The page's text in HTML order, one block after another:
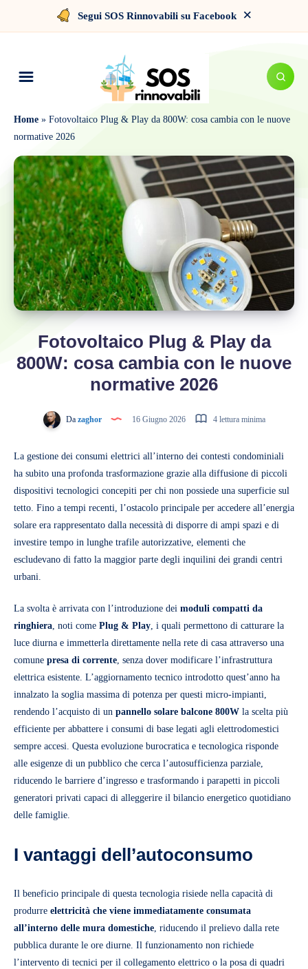
Segui SOS Rinnovabili su Facebook ×
Home » Fotovoltaico Plug & Play da 800W: cosa cambia con le nuove
normative 2026
Fotovoltaico Plug & Play da
800W: cosa cambia con le nuove
normative 2026
Dazaghor 16 Giugno 2026 4 lettura minima
La gestione dei consumi elettrici all’interno dei contesti condominiali
ha subito una profonda trasformazione grazie alla diffusione di piccoli
dispositivi tecnologici concepiti per chi non possiede una superficie sul
tetto. Fino a tempi recenti, l’ostacolo principale per accedere all’energia
solare era rappresentato dalla necessità di disporre di ampi spazi e di
investire tempo in lunghe trafile autorizzative, elementi che
escludevano di fatto la maggior parte degli inquilini dei grandi centri
urbani.
La svolta è arrivata con l’introduzione dei moduli compatti da
ringhiera, noti come Plug & Play, i quali permettono di catturare la
luce diurna e immetterla direttamente nella rete di casa attraverso una
comune presa di corrente, senza dover modificare l’infrastruttura
elettrica esistente. L’aggiornamento tecnico introdotto quest’anno ha
innalzato la soglia massima di potenza per questi micro-impianti,
rendendo l’acquisto di un pannello solare balcone 800W la scelta più
efficiente per abbattere i consumi di base legati agli elettrodomestici
sempre accesi. Questa evoluzione burocratica e tecnologica risponde
alle esigenze di un pubblico che cerca l’autosufficienza parziale,
riducendo le barriere d’ingresso e trasformando i parapetti in piccoli
generatori privati capaci di alleggerire il bilancio energetico quotidiano
delle famiglie.
I vantaggi dell’autoconsumo
Il beneficio principale di questa tecnologia risiede nella capacità di
produrre elettricità che viene immediatamente consumata
all’interno delle mura domestiche , riducendo il prelievo dalla rete
pubblica durante le ore diurne. Il funzionamento non richiede
l’intervento di tecnici per il collegamento elettrico o la posa di quadri